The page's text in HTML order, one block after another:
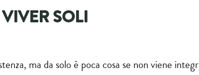
SOLI
ma da solo è poca cosa se non viene